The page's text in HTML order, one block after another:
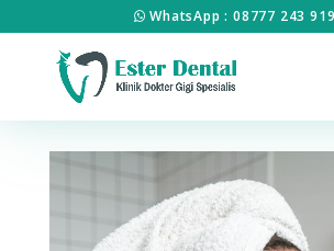
WhatsApp : 08777 243